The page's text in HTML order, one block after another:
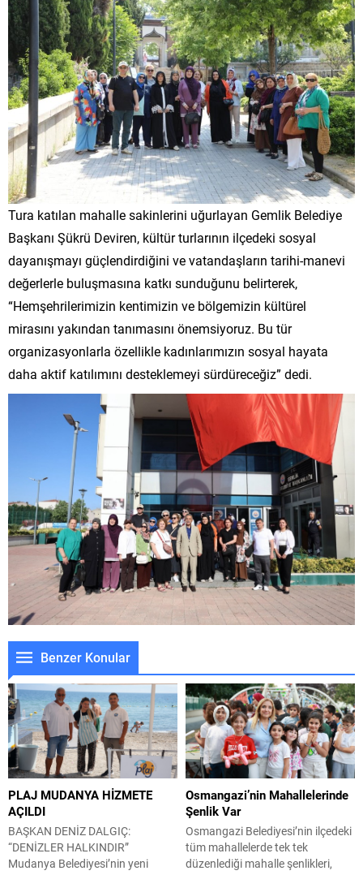
Tura katılan mahalle sakinlerini uğurlayan Gemlik Belediye
Başkanı Şükrü Deviren, kültür turlarının ilçedeki sosyal
dayanışmayı güçlendirdiğini ve vatandaşların tarihi-manevi
değerlerle buluşmasına katkı sunduğunu belirterek,
“Hemşehrilerimizin kentimizin ve bölgemizin kültürel
mirasını yakından tanımasını önemsiyoruz. Bu tür
organizasyonlarla özellikle kadınlarımızın sosyal hayata
daha aktif katılımını desteklemeyi sürdüreceğiz” dedi.
Benzer Konular
PLAJ MUDANYA HİZMETE
AÇILDI
BAŞKAN DENİZ DALGIÇ:
“DENİZLER HALKINDIR”
Mudanya Belediyesi’nin yeni
Osmangazi’nin Mahallelerinde
Şenlik Var
Osmangazi Belediyesi’nin ilçedeki
tüm mahallelerde tek tek
düzenlediği mahalle şenlikleri,